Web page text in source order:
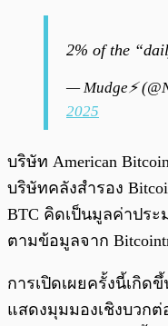
2% of the
— Mudge⚡️
2025
บริษัท American
บริษัทคลังสำรอง
BTC คิดเป็นมูลค่าปร
ตามข้อมูลจาก
การเปิดเผยครั้งนี้เกิด
แสดงมุมมองเชิงบวกต่